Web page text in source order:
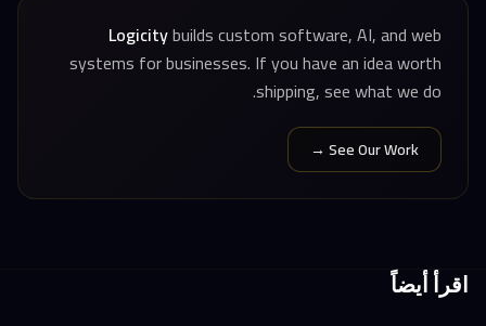
Logicitybuilds custom software, AI, and web
systems for businesses. If you have an idea worth
shipping, see what we do.
See Our Work →
اقرأ أيضاً